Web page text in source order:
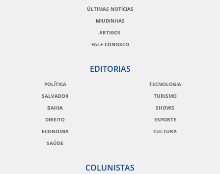
ÚLTIMAS NOTÍCIAS
MIUDINHAS
ARTIGOS
FALE CONOSCO
EDITORIAS
POLÍTICA
SALVADOR
BAHIA
DIREITO
ECONOMIA
SAÚDE
TECNOLOGIA
TURISMO
SHOWS
ESPORTE
CULTURA
COLUNISTAS